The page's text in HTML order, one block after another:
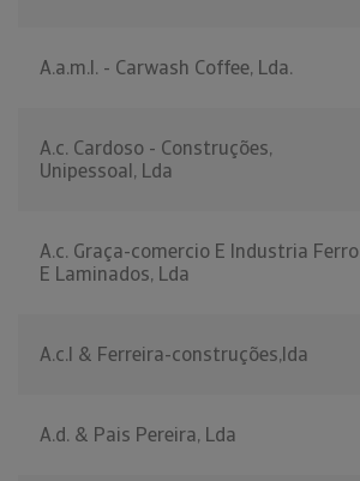
A.a.m.l. - Carwash Coffee, Lda.
A.c. Cardoso - Construções,
Unipessoal, Lda
A.c. Graça-comercio E Industria Ferro
E Laminados, Lda
A.c.l & Ferreira-construções,lda
A.d. & Pais Pereira, Lda